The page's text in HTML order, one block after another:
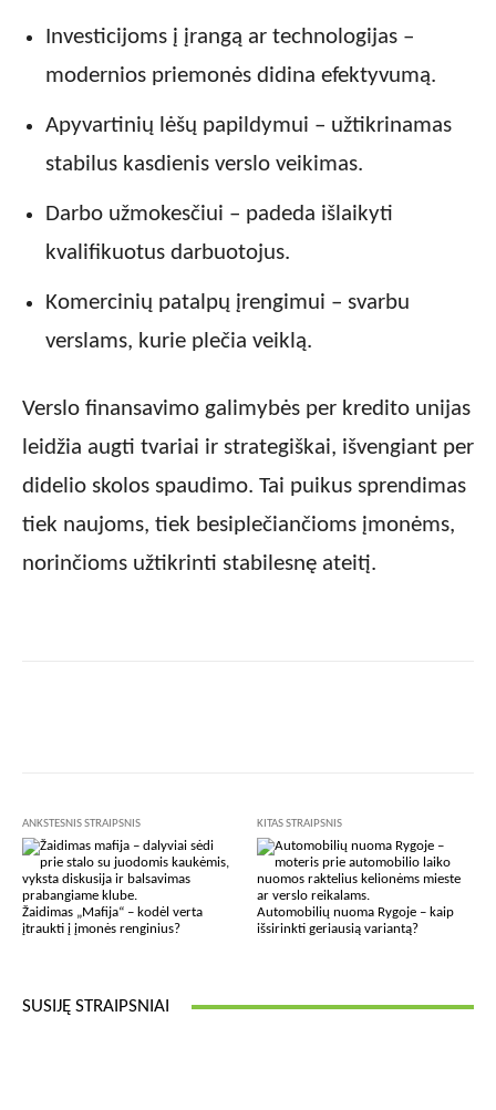
Investicijoms į įrangą ar technologijas –
modernios priemonės didina efektyvumą.
Apyvartinių lėšų papildymui – užtikrinamas
stabilus kasdienis verslo veikimas.
Darbo užmokesčiui – padeda išlaikyti
kvalifikuotus darbuotojus.
Komercinių patalpų įrengimui – svarbu
verslams, kurie plečia veiklą.
Verslo finansavimo galimybės per kredito unijas
leidžia augti tvariai ir strategiškai, išvengiant per
didelio skolos spaudimo. Tai puikus sprendimas
tiek naujoms, tiek besiplečiančioms įmonėms,
norinčioms užtikrinti stabilesnę ateitį.
ANKSTESNIS STRAIPSNIS
Žaidimas „Mafija“ – kodėl verta
įtraukti į įmonės renginius?
KITAS STRAIPSNIS
Automobilių nuoma Rygoje – kaip
išsirinkti geriausią variantą?
SUSIJĘ STRAIPSNIAI